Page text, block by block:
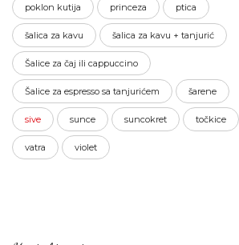
poklon kutija princeza ptica
šalica za kavu šalica za kavu + tanjurić
Šalice za čaj ili cappuccino
Šalice za espresso sa tanjurićem šarene
sive sunce suncokret točkice
vatra violet